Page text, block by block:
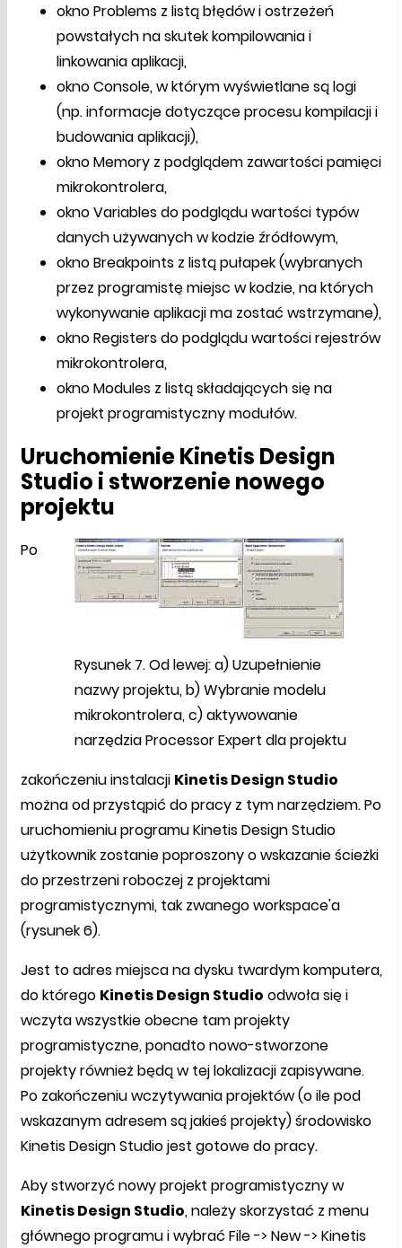
okno Problems z listą błędów i ostrzeżeń
powstałych na skutek kompilowania i
linkowania aplikacji,
okno Console, w którym wyświetlane są logi
(np. informacje dotyczące procesu kompilacji i
budowania aplikacji),
okno Memory z podglądem zawartości pamięci
mikrokontrolera,
okno Variables do podglądu wartości typów
danych używanych w kodzie źródłowym,
okno Breakpoints z listą pułapek (wybranych
przez programistę miejsc w kodzie, na których
wykonywanie aplikacji ma zostać wstrzymane),
okno Registers do podglądu wartości rejestrów
mikrokontrolera,
okno Modules z listą składających się na
projekt programistyczny modułów.
Uruchomienie Kinetis Design
Studio i stworzenie nowego
projektu
Rysunek 7. Od lewej: a) Uzupełnienie
nazwy projektu, b) Wybranie modelu
mikrokontrolera, c) aktywowanie
narzędzia Processor Expert dla projektu
Po
zakończeniu instalacji Kinetis Design Studio
można od przystąpić do pracy z tym narzędziem. Po
uruchomieniu programu Kinetis Design Studio
użytkownik zostanie poproszony o wskazanie ścieżki
do przestrzeni roboczej z projektami
programistycznymi, tak zwanego workspace'a
(rysunek 6).
Jest to adres miejsca na dysku twardym komputera,
do którego Kinetis Design Studio odwoła się i
wczyta wszystkie obecne tam projekty
programistyczne, ponadto nowo-stworzone
projekty również będą w tej lokalizacji zapisywane.
Po zakończeniu wczytywania projektów (o ile pod
wskazanym adresem są jakieś projekty) środowisko
Kinetis Design Studio jest gotowe do pracy.
Aby stworzyć nowy projekt programistyczny w
Kinetis Design Studio, należy skorzystać z menu
głównego programu i wybrać File -> New -> Kinetis